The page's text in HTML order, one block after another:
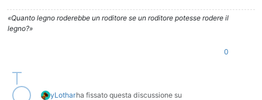
«Quanto legno roderebbe un roditore se un roditore potesse rodere il
legno?»
0
yLotharha fissato questa discussione su